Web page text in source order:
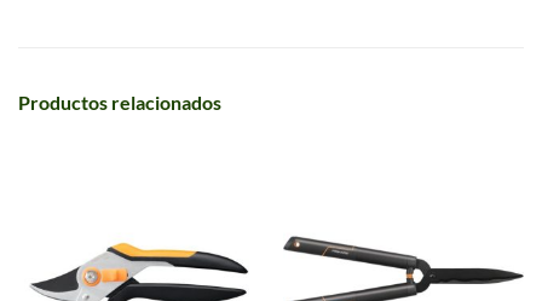
Productos relacionados